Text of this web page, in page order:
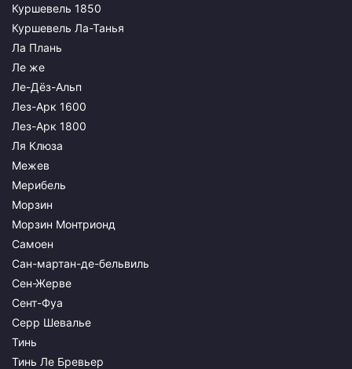
Куршевель 1850
Куршевель Ла-Танья
Ла Плань
Ле же
Ле-Дёз-Альп
Лез-Арк 1600
Лез-Арк 1800
Ля Клюза
Межев
Мерибель
Морзин
Морзин Монтрионд
Самоен
Сан-мартан-де-бельвиль
Сен-Жерве
Сент-Фуа
Серр Шевалье
Тинь
Тинь Ле Бревьер